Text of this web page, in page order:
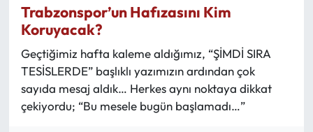
Trabzonspor’un Hafızasını Kim
Koruyacak?
Geçtiğimiz hafta kaleme aldığımız, “ŞİMDİ SIRA
TESİSLERDE” başlıklı yazımızın ardından çok
sayıda mesaj aldık… Herkes aynı noktaya dikkat
çekiyordu; “Bu mesele bugün başlamadı…”